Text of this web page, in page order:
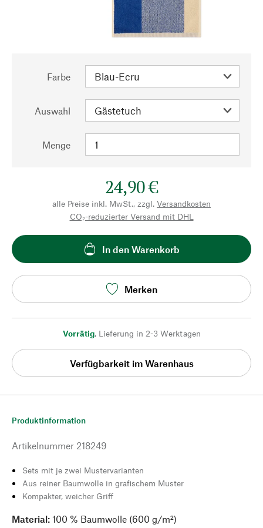
Farbe
Auswahl
Menge
24,90 €
alle Preise inkl. MwSt., zzgl. Versandkosten
CO₂-reduzierter Versand mit DHL
In den Warenkorb
Merken
Vorrätig, Lieferung in 2-3 Werktagen
Verfügbarkeit im Warenhaus
Produktinformation
Artikelnummer 218249
Sets mit je zwei Mustervarianten
Aus reiner Baumwolle in grafischem Muster
Kompakter, weicher Griff
Material: 100 % Baumwolle (600 g/m²)